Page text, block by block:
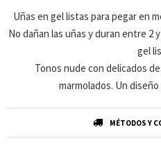
Uñas en gel listas para pegar en
No dañan las uñas y duran entre 2
gel
Tonos nude con delicados
marmolados. Un
MÉTODOS Y